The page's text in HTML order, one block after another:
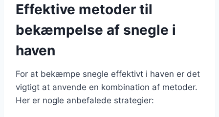
Effektive metoder til
bekæmpelse af snegle i
haven
For at bekæmpe snegle effektivt i haven er det
vigtigt at anvende en kombination af metoder.
Her er nogle anbefalede strategier: